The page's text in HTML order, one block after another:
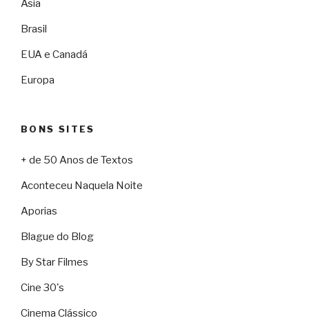
Ásia
Brasil
EUA e Canadá
Europa
BONS SITES
+ de 50 Anos de Textos
Aconteceu Naquela Noite
Aporias
Blague do Blog
By Star Filmes
Cine 30's
Cinema Clássico